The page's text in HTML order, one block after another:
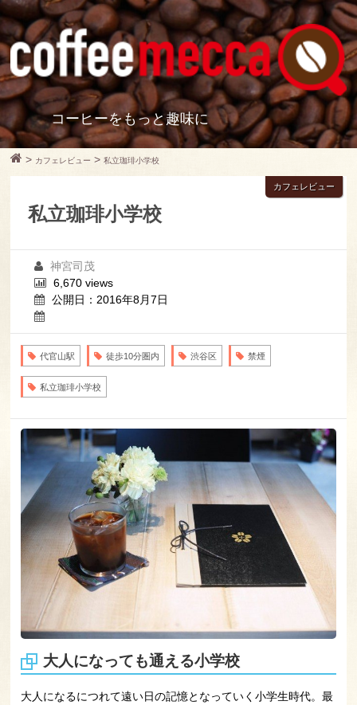
コーヒーをもっと趣味に
> カフェレビュー >私立珈琲小学校
私立珈琲小学校
カフェレビュー
神宮司茂
6,670 views
公開日：2016年8月7日
代官山駅 徒歩10分圏内 渋谷区 禁煙
私立珈琲小学校
大人になっても通える小学校
大人になるにつれて遠い日の記憶となっていく小学生時代。最